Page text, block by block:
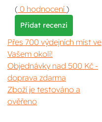
( 0 hodnocení )
Přidat recenzi
Přes 700 výdejních míst ve
Vašem okolí!
Objednávky nad 500 Kč -
doprava zdarma
Zboží je testováno a
ověřeno